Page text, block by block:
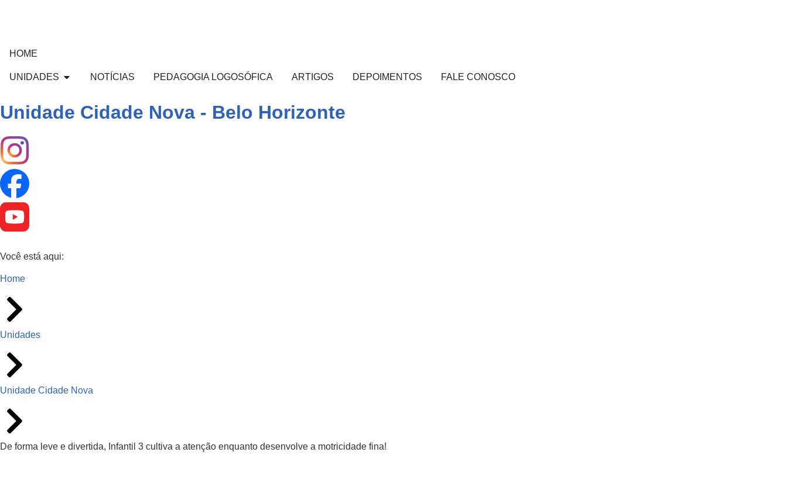
HOME
UNIDADES NOTÍCIAS PEDAGOGIA LOGOSÓFICA ARTIGOS DEPOIMENTOS FALE CONOSCO
Unidade Cidade Nova - Belo Horizonte
Você está aqui:
Home
Unidades
Unidade Cidade Nova
De forma leve e divertida, Infantil 3 cultiva a atenção enquanto desenvolve a motricidade fina!